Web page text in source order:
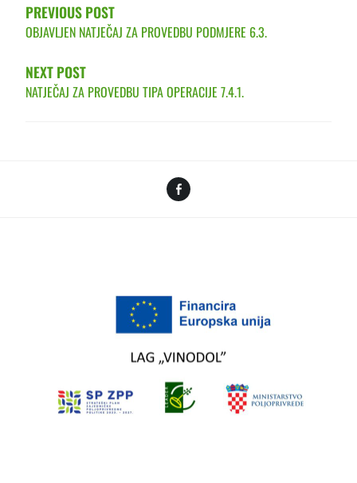
PREVIOUS POST
OBJAVLJEN NATJEČAJ ZA PROVEDBU PODMJERE 6.3.
NEXT POST
NATJEČAJ ZA PROVEDBU TIPA OPERACIJE 7.4.1.